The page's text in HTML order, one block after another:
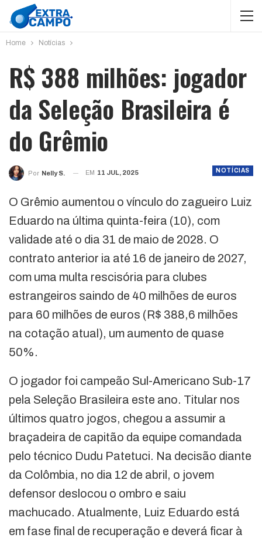
Home Notícias
R$ 388 milhões: jogador
da Seleção Brasileira é
do Grêmio
NOTÍCIAS
Por Nelly S. EM 11 JUL, 2025
O Grêmio aumentou o vínculo do zagueiro Luiz
Eduardo na última quinta-feira (10), com
validade até o dia 31 de maio de 2028. O
contrato anterior ia até 16 de janeiro de 2027,
com uma multa rescisória para clubes
estrangeiros saindo de 40 milhões de euros
para 60 milhões de euros (R$ 388,6 milhões
na cotação atual), um aumento de quase
50%.
O jogador foi campeão Sul-Americano Sub-17
pela Seleção Brasileira este ano. Titular nos
últimos quatro jogos, chegou a assumir a
braçadeira de capitão da equipe comandada
pelo técnico Dudu Patetuci. Na decisão diante
da Colômbia, no dia 12 de abril, o jovem
defensor deslocou o ombro e saiu
machucado. Atualmente, Luiz Eduardo está
em fase final de recuperação e deverá ficar à